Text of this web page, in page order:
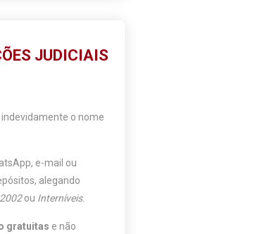
JUDICIAIS
o nome
e-mail ou
alegando
ou Interníveis.
gratuitas e não